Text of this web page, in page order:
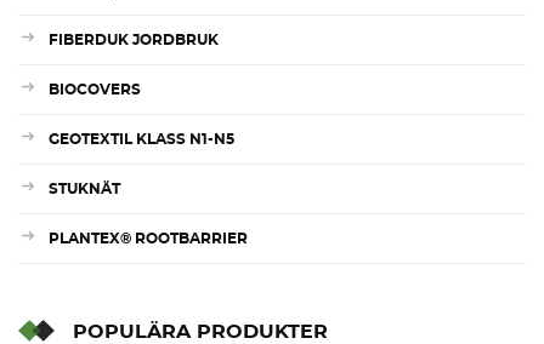
FIBERDUK JORDBRUK
BIOCOVERS
GEOTEXTIL KLASS N1-N5
STUKNÄT
PLANTEX® ROOTBARRIER
POPULÄRA PRODUKTER